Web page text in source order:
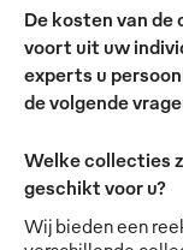
De kosten van
voort uit uw
experts u
de volgende
Welke collecties
geschikt voor u?
Wij bieden een